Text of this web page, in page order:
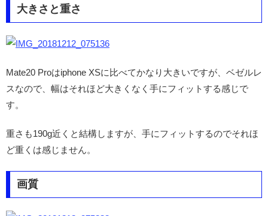
大きさと重さ
Mate20 Proはiphone XSに比べてかなり大きいですが、ベゼルレ
スなので、幅はそれほど大きくなく手にフィットする感じで
す。
重さも190g近くと結構しますが、手にフィットするのでそれほ
ど重くは感じません。
画質